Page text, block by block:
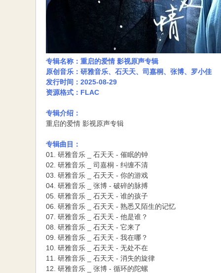
专辑名称：重启的爱情 影视原声专辑
原创音乐：研雅音乐、石天天、司嘉桐、张博、罗小佳
发行时间：2025-08-29
资源格式：FLAC
专辑介绍：
重启的爱情 影视原声专辑
专辑曲目：
01. 研雅音乐 _ 石天天 - 催眠的钟
02. 研雅音乐 _ 司嘉桐 - 纠缠不清
03. 研雅音乐 _ 石天天 - 你的游戏
04. 研雅音乐 _ 张博 - 破碎的脉搏
05. 研雅音乐 _ 石天天 - 谁的孩子
06. 研雅音乐 _ 石天天 - 熟悉又陌生的记忆
07. 研雅音乐 _ 石天天 - 他是谁？
08. 研雅音乐 _ 石天天 - 它来了
09. 研雅音乐 _ 石天天 - 我在哪？
10. 研雅音乐 _ 石天天 - 无处不在
11. 研雅音乐 _ 石天天 - 消失的旋律
12. 研雅音乐 _ 张博 - 循环的陀螺